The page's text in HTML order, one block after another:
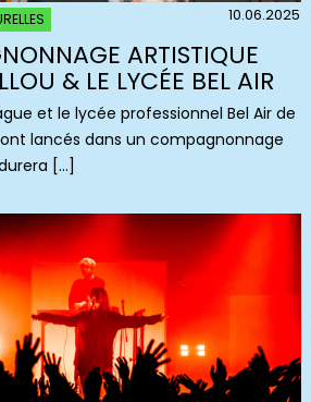
10.06.2025
ARTISTIQUE
& LE LYCÉE BEL AIR
et le lycée professionnel Bel Air de
lancés dans un compagnonnage
[…]